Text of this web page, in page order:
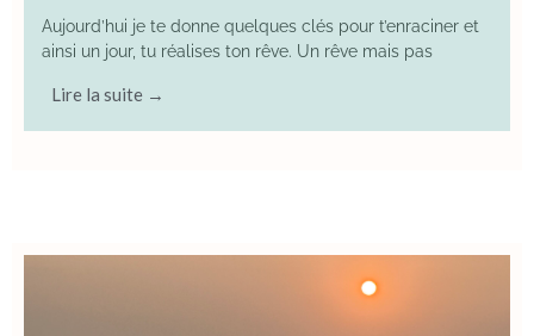
Aujourd’hui je te donne quelques clés pour t’enraciner et
ainsi un jour, tu réalises ton rêve. Un rêve mais pas
Lire la suite →